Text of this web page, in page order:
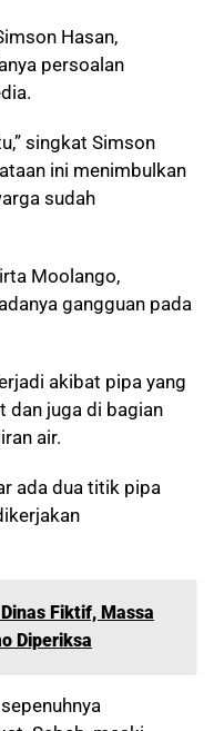
Hasan,
persoalan
singkat Simson
ini menimbulkan
sudah
Moolango,
gangguan pada
akibat pipa yang
dan juga di bagian
air.
ada dua titik pipa
Fiktif, Massa
Diperiksa